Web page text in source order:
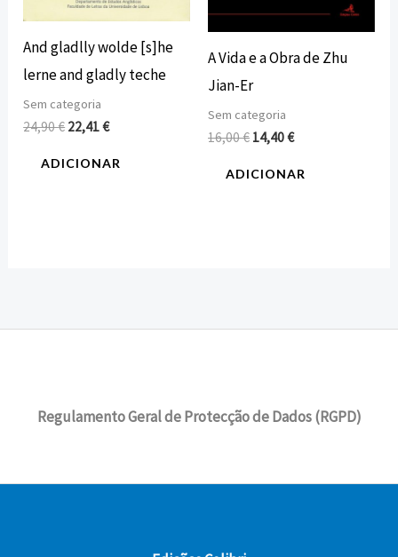
And gladlly wolde [s]he
lerne and gladly teche
Sem categoria
24,90€ 22,41€
ADICIONAR
A Vida e a Obra de Zhu
Jian-Er
Sem categoria
16,00€ 14,40€
ADICIONAR
Regulamento Geral de Protecção de Dados (RGPD)